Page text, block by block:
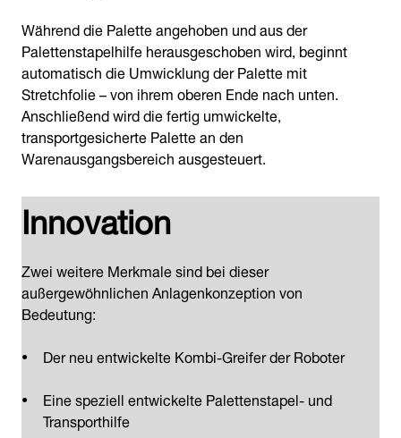
Während die Palette angehoben und aus der
Palettenstapelhilfe herausgeschoben wird, beginnt
automatisch die Umwicklung der Palette mit
Stretchfolie – von ihrem oberen Ende nach unten.
Anschließend wird die fertig umwickelte,
transportgesicherte Palette an den
Warenausgangsbereich ausgesteuert.
Innovation
Zwei weitere Merkmale sind bei dieser
außergewöhnlichen Anlagenkonzeption von
Bedeutung:
Der neu entwickelte Kombi-Greifer der Roboter
Eine speziell entwickelte Palettenstapel- und
Transporthilfe